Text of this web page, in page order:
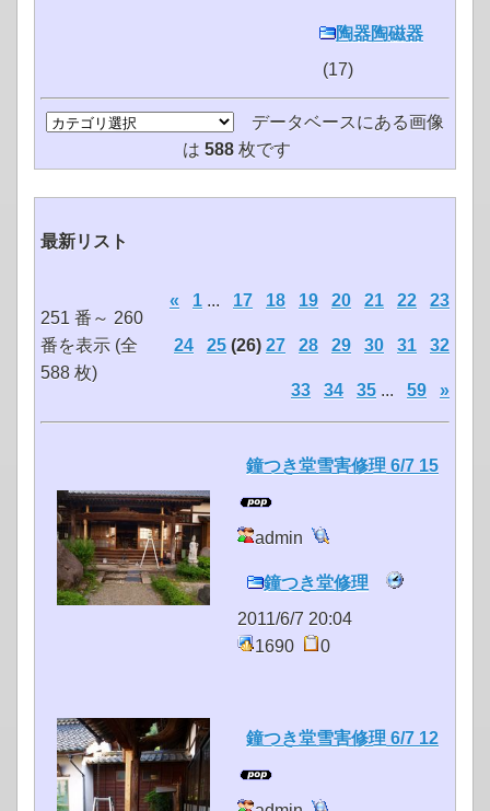
陶器陶磁器
(17)
データベースにある画像
は 588枚です
最新リスト
251 番～ 260
番を表示 (全
588 枚)
« 1 ... 17 18 19 20 21 22 23
24 25 (26) 27 28 29 30 31 32
33 34 35 ... 59 »
鐘つき堂雪害修理 6/7 15
admin
鐘つき堂修理
2011/6/7 20:04
1690
0
鐘つき堂雪害修理 6/7 12